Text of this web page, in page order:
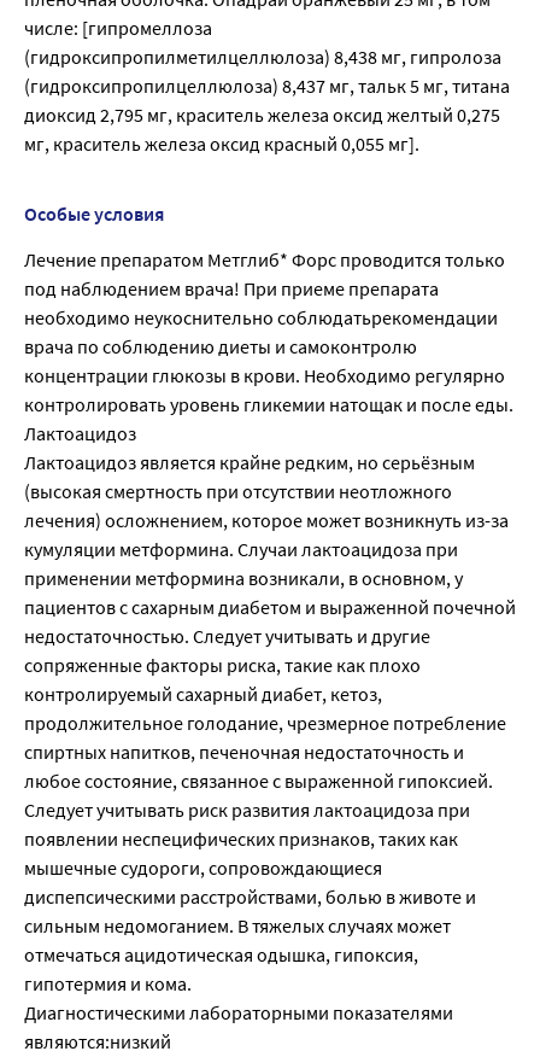
числе: [гипромеллоза
(гидроксипропилметилцеллюлоза) 8,438 мг, гипролоза
(гидроксипропилцеллюлоза) 8,437 мг, тальк 5 мг, титана
диоксид 2,795 мг, краситель железа оксид желтый 0,275
мг, краситель железа оксид красный 0,055 мг].
Особые условия
Лечение препаратом Метглиб* Форс проводится только
под наблюдением врача! При приеме препарата
необходимо неукоснительно соблюдатьрекомендации
врача по соблюдению диеты и самоконтролю
концентрации глюкозы в крови. Необходимо регулярно
контролировать уровень гликемии натощак и после еды.
Лактоацидоз
Лактоацидоз является крайне редким, но серьёзным
(высокая смертность при отсутствии неотложного
лечения) осложнением, которое может возникнуть из-за
кумуляции метформина. Случаи лактоацидоза при
применении метформина возникали, в основном, у
пациентов с сахарным диабетом и выраженной почечной
недостаточностью. Следует учитывать и другие
сопряженные факторы риска, такие как плохо
контролируемый сахарный диабет, кетоз,
продолжительное голодание, чрезмерное потребление
спиртных напитков, печеночная недостаточность и
любое состояние, связанное с выраженной гипоксией.
Следует учитывать риск развития лактоацидоза при
появлении неспецифических признаков, таких как
мышечные судороги, сопровождающиеся
диспепсическими расстройствами, болью в животе и
сильным недомоганием. В тяжелых случаях может
отмечаться ацидотическая одышка, гипоксия,
гипотермия и кома.
Диагностическими лабораторными показателями
являются:низкий